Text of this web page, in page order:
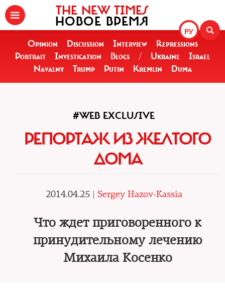
РУ
THE NEW TIMES
НОВОЕ ВРЕМЯ
Opinion Discussion Interview
Repressions
Portrait
Investigation Blogs / Ukraine
Israel
Navalny
Trump Putin Kremlin Duma
#WEB EXCLUSIVE
РЕПОРТАЖ ИЗ ЖЕЛТОГО
ДОМА
2014.04.25 | Sergey Hazov-Kassia
Что ждет приговоренного к
принудительному лечению
Михаила Косенко